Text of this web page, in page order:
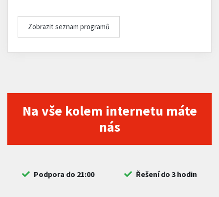
Zobrazit seznam programů
Na vše kolem internetu máte
nás
Podpora do 21:00 Řešení do 3 hodin